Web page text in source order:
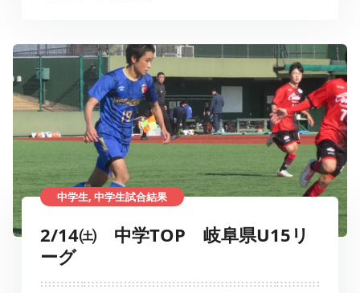
中学生, 中学生試合結果
2/14㈯ 中学TOP 岐阜県U15リ
ーグ